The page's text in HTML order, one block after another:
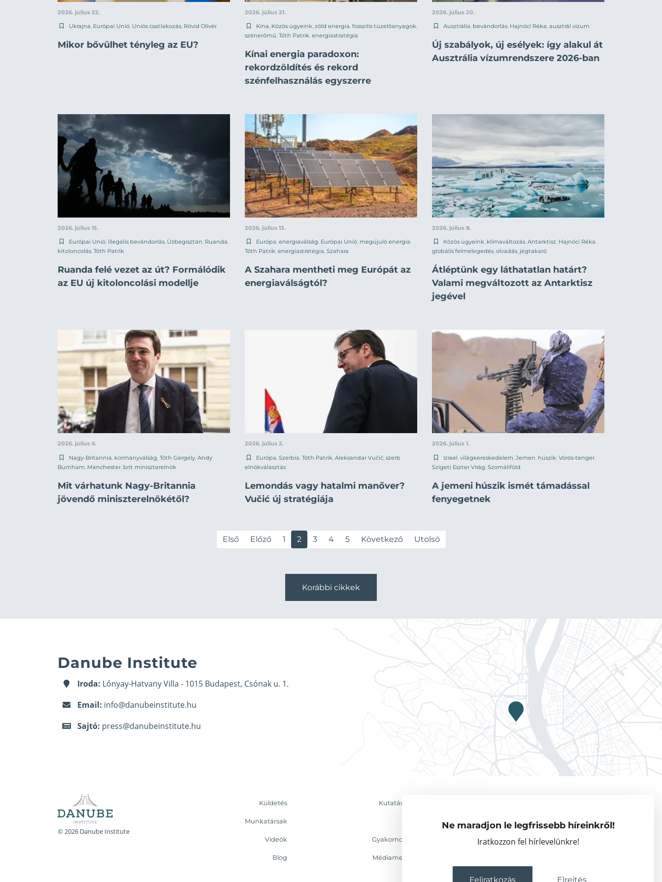
Ne maradjon le legfrissebb híreinkről!
Iratkozzon fel hírlevelünkre!
Feliratkozás Elrejtés
2026. július 22.
Ukrajna Európai Unió Uniós csatlakozás Rövid Olivér
Mikor bővülhet tényleg az EU?
2026. július 21.
Kína Közös ügyeink zöld energia fosszilis tüzelőanyagok
szénerőmű Tóth Patrik energiastratégia
Kínai energia paradoxon:
rekordzöldítés és rekord
szénfelhasználás egyszerre
2026. július 20.
Ausztrália bevándorlás Hajnóci Réka ausztrál vízum
Új szabályok, új esélyek: így alakul át
Ausztrália vízumrendszere 2026-ban
2026. július 15.
Európai Unió, illegális bevándorlás, Üzbegisztán, Ruanda,
kitoloncolás, Tóth Patrik
Ruanda felé vezet az út? Formálódik
az EU új kitoloncolási modellje
2026. július 13.
Európa, energiaválság, Európai Unió, megújuló energia,
Tóth Patrik, energiastratégia, Szahara
A Szahara mentheti meg Európát az
energiaválságtól?
2026. július 8.
Közös ügyeink, klímaváltozás, Antarktisz, Hajnóci Réka,
globális felmelegedés, olvadás, jégtakaró
Átléptünk egy láthatatlan határt?
Valami megváltozott az Antarktisz
jegével
2026. július 6.
Nagy-Britannia kormányválság Tóth Gergely Andy
Burnham Manchester brit miniszterelnök
Mit várhatunk Nagy-Britannia
jövendő miniszterelnökétől?
2026. július 2.
Európa Szerbia Tóth Patrik Aleksandar Vučić szerb
elnökválasztás
Lemondás vagy hatalmi manőver?
Vučić új stratégiája
2026. július 1.
Izrael világkereskedelem Jemen húszik Vörös-tenger
Szigeti Eszter Virág Szomáliföld
A jemeni húszik ismét támadással
fenyegetnek
Első Előző 1 2 3 4 5 Következő Utolsó
Korábbi cikkek
Danube Institute
Iroda: Lónyay-Hatvany Villa - 1015 Budapest, Csónak u. 1.
Email: info@danubeinstitute.hu
Sajtó: press@danubeinstitute.hu
© 2026 Danube Institute
Küldetés Kutatás & Elemzés
Munkatársak Vendégkutatók
Videók Gyakornoki program Partnerszervezetek
Blog Médiamegjelenések